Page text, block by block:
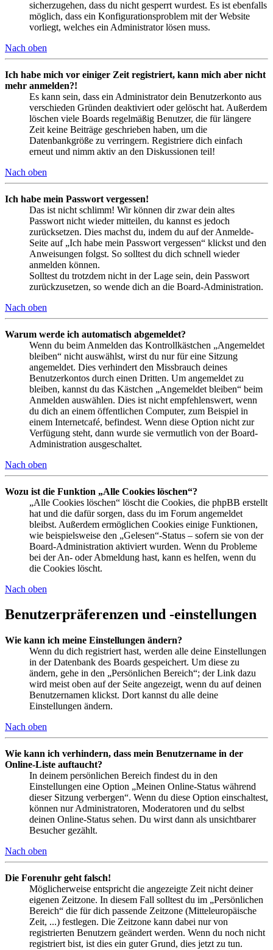
sicherzugehen, dass du nicht gesperrt wurdest. Es ist ebenfalls
möglich, dass ein Konfigurationsproblem mit der Website
vorliegt, welches ein Administrator lösen muss.
Nach oben
Ich habe mich vor einiger Zeit registriert, kann mich aber nicht
mehr anmelden?!
Es kann sein, dass ein Administrator dein Benutzerkonto aus
verschieden Gründen deaktiviert oder gelöscht hat. Außerdem
löschen viele Boards regelmäßig Benutzer, die für längere
Zeit keine Beiträge geschrieben haben, um die
Datenbankgröße zu verringern. Registriere dich einfach
erneut und nimm aktiv an den Diskussionen teil!
Nach oben
Ich habe mein Passwort vergessen!
Das ist nicht schlimm! Wir können dir zwar dein altes
Passwort nicht wieder mitteilen, du kannst es jedoch
zurücksetzen. Dies machst du, indem du auf der Anmelde-
Seite auf „Ich habe mein Passwort vergessen“ klickst und den
Anweisungen folgst. So solltest du dich schnell wieder
anmelden können.
Solltest du trotzdem nicht in der Lage sein, dein Passwort
zurückzusetzen, so wende dich an die Board-Administration.
Nach oben
Warum werde ich automatisch abgemeldet?
Wenn du beim Anmelden das Kontrollkästchen „Angemeldet
bleiben“ nicht auswählst, wirst du nur für eine Sitzung
angemeldet. Dies verhindert den Missbrauch deines
Benutzerkontos durch einen Dritten. Um angemeldet zu
bleiben, kannst du das Kästchen „Angemeldet bleiben“ beim
Anmelden auswählen. Dies ist nicht empfehlenswert, wenn
du dich an einem öffentlichen Computer, zum Beispiel in
einem Internetcafé, befindest. Wenn diese Option nicht zur
Verfügung steht, dann wurde sie vermutlich von der Board-
Administration ausgeschaltet.
Nach oben
Wozu ist die Funktion „Alle Cookies löschen“?
„Alle Cookies löschen“ löscht die Cookies, die phpBB erstellt
hat und die dafür sorgen, dass du im Forum angemeldet
bleibst. Außerdem ermöglichen Cookies einige Funktionen,
wie beispielsweise den „Gelesen“-Status – sofern sie von der
Board-Administration aktiviert wurden. Wenn du Probleme
bei der An- oder Abmeldung hast, kann es helfen, wenn du
die Cookies löscht.
Nach oben
Benutzerpräferenzen und -einstellungen
Wie kann ich meine Einstellungen ändern?
Wenn du dich registriert hast, werden alle deine Einstellungen
in der Datenbank des Boards gespeichert. Um diese zu
ändern, gehe in den „Persönlichen Bereich“; der Link dazu
wird meist oben auf der Seite angezeigt, wenn du auf deinen
Benutzernamen klickst. Dort kannst du alle deine
Einstellungen ändern.
Nach oben
Wie kann ich verhindern, dass mein Benutzername in der
Online-Liste auftaucht?
In deinem persönlichen Bereich findest du in den
Einstellungen eine Option „Meinen Online-Status während
dieser Sitzung verbergen“. Wenn du diese Option einschaltest,
können nur Administratoren, Moderatoren und du selbst
deinen Online-Status sehen. Du wirst dann als unsichtbarer
Besucher gezählt.
Nach oben
Die Forenuhr geht falsch!
Möglicherweise entspricht die angezeigte Zeit nicht deiner
eigenen Zeitzone. In diesem Fall solltest du im „Persönlichen
Bereich“ die für dich passende Zeitzone (Mitteleuropäische
Zeit, ...) festlegen. Die Zeitzone kann dabei nur von
registrierten Benutzern geändert werden. Wenn du noch nicht
registriert bist, ist dies ein guter Grund, dies jetzt zu tun.